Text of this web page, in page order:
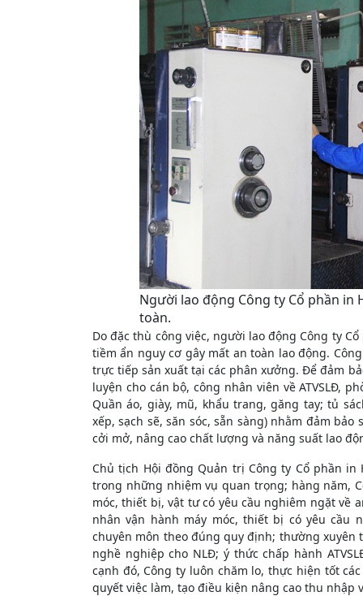
Người lao động Công ty Cổ phần
toàn.
Do đặc thù công việc, người lao động Công ty
tiềm ẩn nguy cơ gây mất an toàn lao động.
trực tiếp sản xuất tại các phân xưởng. Để đảm
luyện cho cán bộ, công nhân viên về ATVSLĐ,
Quần áo, giày, mũ, khẩu trang, găng tay; tủ
xếp, sạch sẽ, săn sóc, sẵn sàng) nhằm đảm
cởi mở, nâng cao chất lượng và năng suất lao
Chủ tịch Hội đồng Quản trị Công ty Cổ phần in
trong những nhiệm vụ quan trọng; hàng năm,
móc, thiết bị, vật tư có yêu cầu nghiêm ngặt về
nhân vận hành máy móc, thiết bị có yêu cầu
chuyên môn theo đúng quy định; thường xuyên
nghề nghiệp cho NLĐ; ý thức chấp hành
cạnh đó, Công ty luôn chăm lo, thực hiện tốt
quyết việc làm, tạo điều kiện nâng cao thu nhập